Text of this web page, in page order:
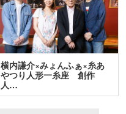
横内謙介×みょんふぁ×糸あ
やつり人形一糸座 創作
人…